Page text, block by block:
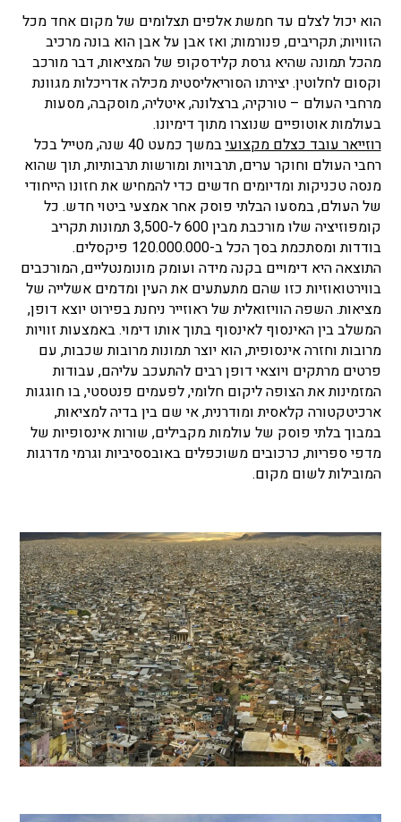
הוא יכול לצלם עד חמשת אלפים תצלומים של מקום אחד מכל
הזוויות; תקריבים, פנורמות; ואז אבן על אבן הוא בונה מרכיב
מהכל תמונה שהיא גרסת קלידסקופ של המציאות, דבר מורכב
וקסום לחלוטין. יצירתו הסוריאליסטית מכילה אדריכלות מגוונת
מרחבי העולם – טורקיה, ברצלונה, איטליה, מוסקבה, מסעות
בעולמות אוטופיים שנוצרו מתוך דימיונו.
רוזייאר עובד כצלם מקצועי
במשך כמעט 40 שנה, מטייל בכל
רחבי העולם וחוקר ערים, תרבויות ומורשות תרבותיות, תוך שהוא
מנסה טכניקות ומדיומים חדשים כדי להמחיש את חזונו הייחודי
של העולם, במסעו הבלתי פוסק אחר אמצעי ביטוי חדש. כל
קומפוזיציה שלו מורכבת מבין 600 ל-3,500 תמונות תקריב
בודדות ומסתכמת בסך הכל ב-120.000.000 פיקסלים.
התוצאה היא דימויים בקנה מידה ועומק מונומנטליים, המורכבים
בווירטואוזיות כזו שהם מתעתעים את העין ומדמים אשלייה של
מציאות. השפה הוויזואלית של ראוזייר ניחנת בפירוט יוצא דופן,
המשלב בין האינסוף לאינסוף בתוך אותו דימוי. באמצעות זוויות
מרובות וחזרה אינסופית, הוא יוצר תמונות מרובות שכבות, עם
פרטים מרתקים ויוצאי דופן רבים להתעכב עליהם, עבודות
המזמינות את הצופה ליקום חלומי, לפעמים פנטסטי, בו חוגגות
ארכיטקטורה קלאסית ומודרנית, אי שם בין בדיה למציאות,
במבוך בלתי פוסק של עולמות מקבילים, שורות אינסופיות של
מדפי ספריות, כרכובים משוכפלים באובססיביות וגרמי מדרגות
המובילות לשום מקום.